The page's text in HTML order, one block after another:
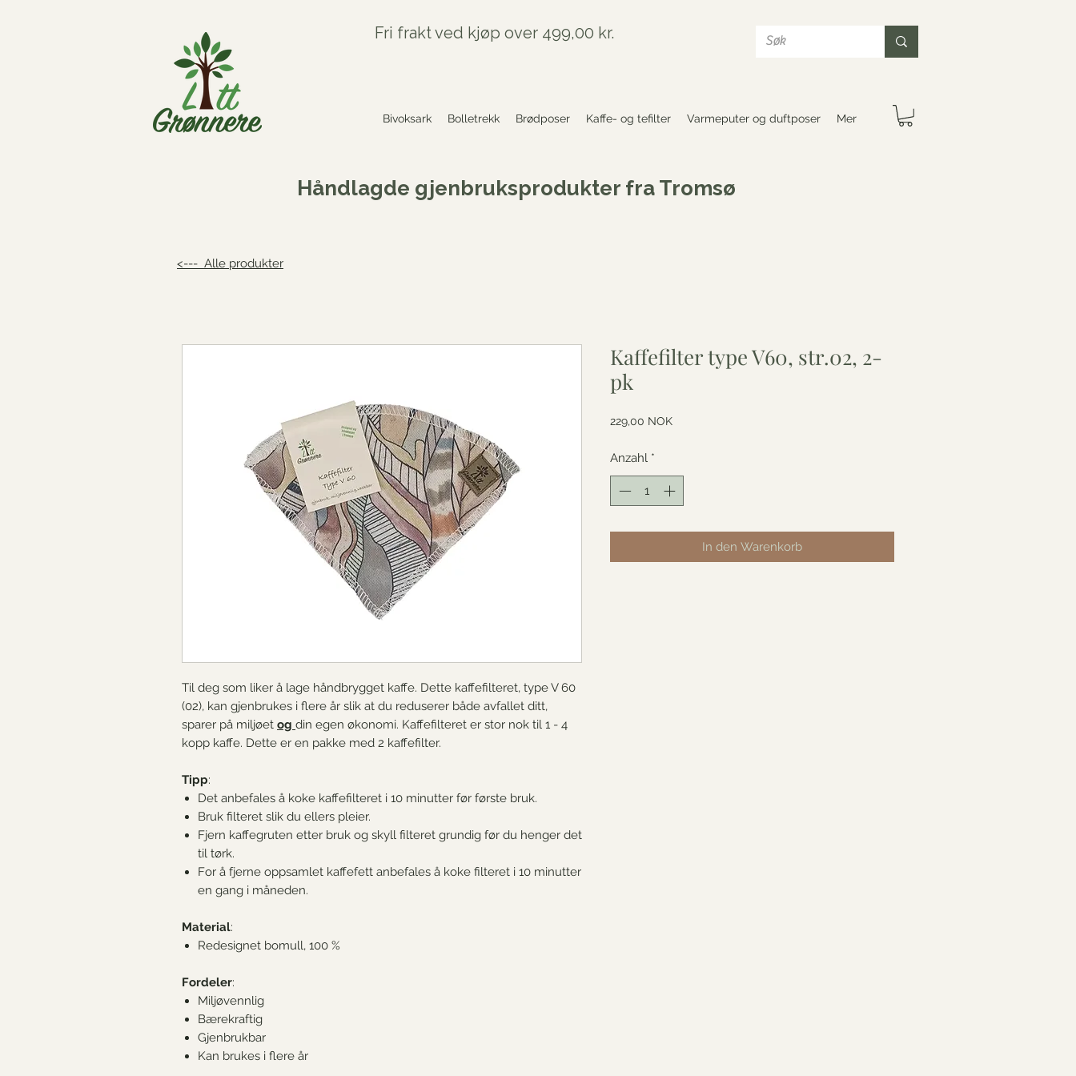
Fri frakt ved kjøp over 499,00 kr.
Bivoksark Bolletrekk Brødposer Kaffe- og tefilter Varmeputer og duftposer Mer
Håndlagde gjenbruksprodukter fra Tromsø
Til deg som liker å lage håndbrygget kaffe. Dette kaffefilteret, type V 60
(02), kan gjenbrukes i flere år slik at du reduserer både avfallet ditt,
sparer på miljøet og din egen økonomi. Kaffefilteret er stor nok til 1 - 4
kopp kaffe. Dette er en pakke med 2 kaffefilter.
Tipp:
Det anbefales å koke kaffefilteret i 10 minutter før første bruk.
Bruk filteret slik du ellers pleier.
Fjern kaffegruten etter bruk og skyll filteret grundig før du henger det
til tørk.
For å fjerne oppsamlet kaffefett anbefales å koke filteret i 10 minutter
en gang i måneden.
Material:
Redesignet bomull, 100 %
Fordeler:
Miljøvennlig
Bærekraftig
Gjenbrukbar
Kan brukes i flere år
Kaffefilter type V60, str.02, 2-
pk
229,00 NOKPreis
Anzahl *
In den Warenkorb
<--- Alle produkter